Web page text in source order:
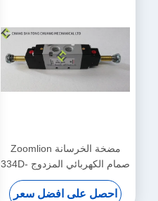
مضخة الخرسانة Zoomlion
صمام الكهربائي المزدوج 334D-
015-02 1010302328
احصل على افضل سعر